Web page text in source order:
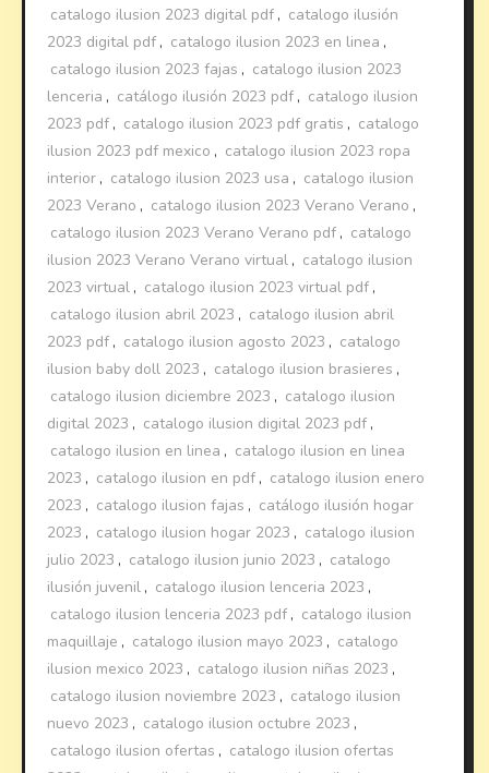
catalogo ilusion 2023 digital pdf , catalogo ilusión
2023 digital pdf , catalogo ilusion 2023 en linea ,
catalogo ilusion 2023 fajas , catalogo ilusion 2023
lenceria , catálogo ilusión 2023 pdf , catalogo ilusion
2023 pdf , catalogo ilusion 2023 pdf gratis , catalogo
ilusion 2023 pdf mexico , catalogo ilusion 2023 ropa
interior , catalogo ilusion 2023 usa , catalogo ilusion
2023 Verano , catalogo ilusion 2023 Verano Verano ,
catalogo ilusion 2023 Verano Verano pdf , catalogo
ilusion 2023 Verano Verano virtual , catalogo ilusion
2023 virtual , catalogo ilusion 2023 virtual pdf ,
catalogo ilusion abril 2023 , catalogo ilusion abril
2023 pdf , catalogo ilusion agosto 2023 , catalogo
ilusion baby doll 2023 , catalogo ilusion brasieres ,
catalogo ilusion diciembre 2023 , catalogo ilusion
digital 2023 , catalogo ilusion digital 2023 pdf ,
catalogo ilusion en linea , catalogo ilusion en linea
2023 , catalogo ilusion en pdf , catalogo ilusion enero
2023 , catalogo ilusion fajas , catálogo ilusión hogar
2023 , catalogo ilusion hogar 2023 , catalogo ilusion
julio 2023 , catalogo ilusion junio 2023 , catalogo
ilusión juvenil , catalogo ilusion lenceria 2023 ,
catalogo ilusion lenceria 2023 pdf , catalogo ilusion
maquillaje , catalogo ilusion mayo 2023 , catalogo
ilusion mexico 2023 , catalogo ilusion niñas 2023 ,
catalogo ilusion noviembre 2023 , catalogo ilusion
nuevo 2023 , catalogo ilusion octubre 2023 ,
catalogo ilusion ofertas , catalogo ilusion ofertas